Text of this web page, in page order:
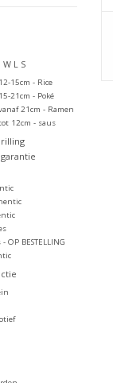
L S
15cm - Rice
21cm - Poké
21cm - Ramen
12cm - saus
OP BESTELLING